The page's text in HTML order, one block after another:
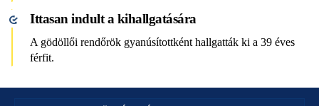
Ittasan indult a kihallgatására
A gödöllői rendőrök gyanúsítottként hallgatták ki a 39 éves
férfit.